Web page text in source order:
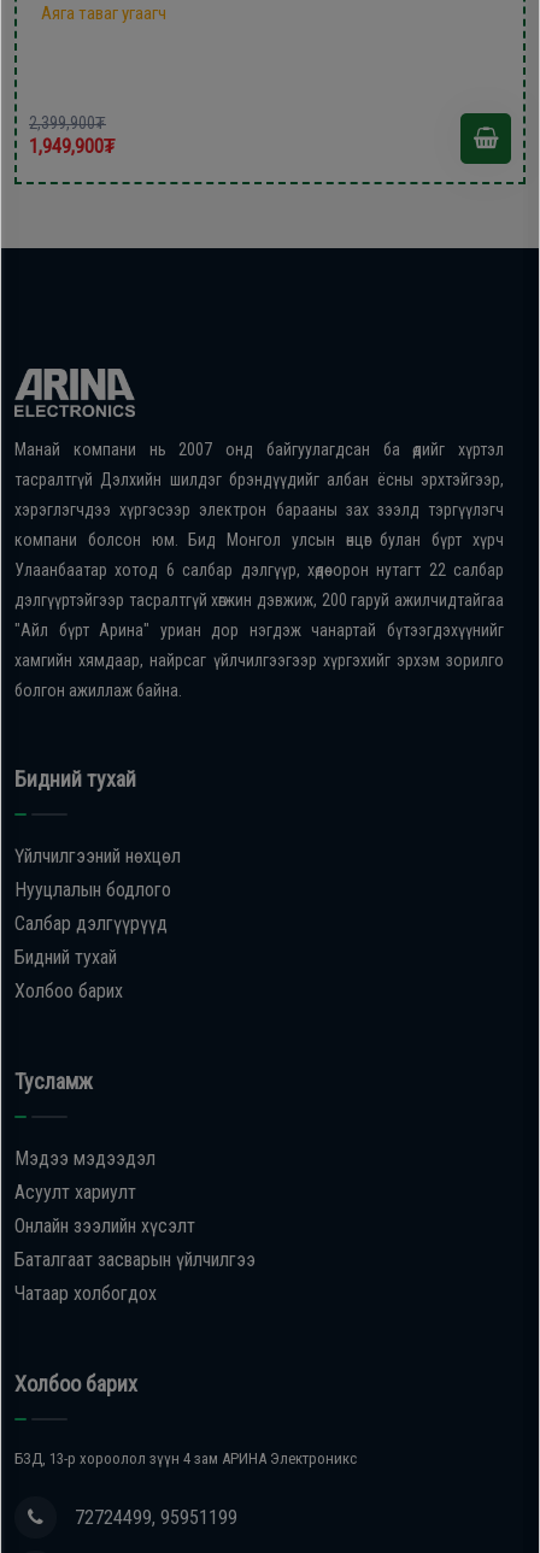
Аяга таваг угаагч
2,399,900₮
1,949,900₮
Манай компани нь 2007 онд байгуулагдсан ба өдийг хүртэл
тасралтгүй Дэлхийн шилдэг брэндүүдийг албан ёсны эрхтэйгээр,
хэрэглэгчдээ хүргэсээр электрон барааны зах зээлд тэргүүлэгч
компани болсон юм. Бид Монгол улсын өнцөг булан бүрт хүрч
Улаанбаатар хотод 6 салбар дэлгүүр, хөдөө орон нутагт 22 салбар
дэлгүүртэйгээр тасралтгүй хөгжин дэвжиж, 200 гаруй ажилчидтайгаа
"Айл бүрт Арина" уриан дор нэгдэж чанартай бүтээгдэхүүнийг
хамгийн хямдаар, найрсаг үйлчилгээгээр хүргэхийг эрхэм зорилго
болгон ажиллаж байна.
Бидний тухай
Үйлчилгээний нөхцөл
Нууцлалын бодлого
Салбар дэлгүүрүүд
Бидний тухай
Холбоо барих
Тусламж
Мэдээ мэдээдэл
Асуулт хариулт
Онлайн зээлийн хүсэлт
Баталгаат засварын үйлчилгээ
Чатаар холбогдох
Холбоо барих
БЗД, 13-р хороолол зүүн 4 зам АРИНА Электроникс
72724499, 95951199